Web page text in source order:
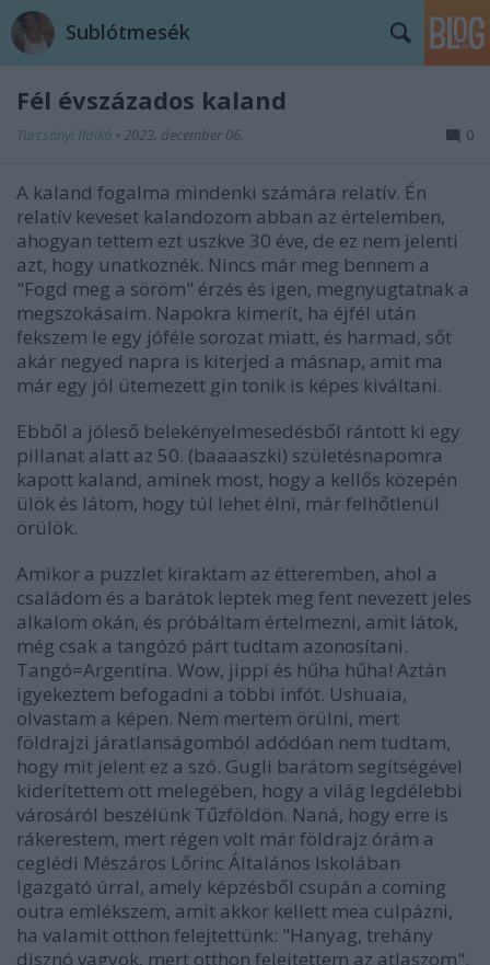
Sublótmesék
Fél évszázados kaland
Turcsányi Ildikó • 2023. december 06. 0
A kaland fogalma mindenki számára relatív. Én
relatív keveset kalandozom abban az értelemben,
ahogyan tettem ezt uszkve 30 éve, de ez nem jelenti
azt, hogy unatkoznék. Nincs már meg bennem a
"Fogd meg a söröm" érzés és igen, megnyugtatnak a
megszokásaim. Napokra kimerít, ha éjfél után
fekszem le egy jóféle sorozat miatt, és harmad, sőt
akár negyed napra is kiterjed a másnap, amit ma
már egy jól ütemezett gin tonik is képes kiváltani.
Ebből a jóleső belekényelmesedésből rántott ki egy
pillanat alatt az 50. (baaaaszki) születésnapomra
kapott kaland, aminek most, hogy a kellős közepén
ülök és látom, hogy túl lehet élni, már felhőtlenül
örülök.
Amikor a puzzlet kiraktam az étteremben, ahol a
családom és a barátok leptek meg fent nevezett jeles
alkalom okán, és próbáltam értelmezni, amit látok,
még csak a tangózó párt tudtam azonosítani.
Tangó=Argentína. Wow, jippi és hűha hűha! Aztán
igyekeztem befogadni a többi infót. Ushuaia,
olvastam a képen. Nem mertem örülni, mert
földrajzi járatlanságomból adódóan nem tudtam,
hogy mit jelent ez a szó. Gugli barátom segítségével
kiderítettem ott melegében, hogy a világ legdélebbi
városáról beszélünk Tűzföldön. Naná, hogy erre is
rákerestem, mert régen volt már földrajz órám a
ceglédi Mészáros Lőrinc Általános Iskolában
Igazgató úrral, amely képzésből csupán a coming
outra emlékszem, amit akkor kellett mea culpázni,
ha valamit otthon felejtettünk: "Hanyag, trehány
disznó vagyok, mert otthon felejtettem az atlaszom".